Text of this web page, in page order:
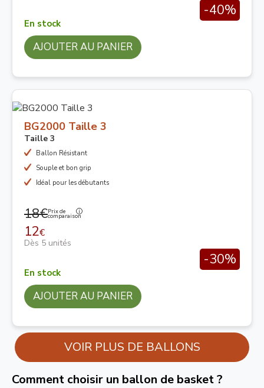
-40%
En stock
AJOUTER AU PANIER
BG2000 Taille 3
Taille 3
Ballon Résistant
Souple et bon grip
Idéal pour les débutants
18€Prix de
comparaison
12€
Dès 5 unités
-30%
En stock
AJOUTER AU PANIER
VOIR PLUS DE BALLONS
Comment choisir un ballon de basket ?